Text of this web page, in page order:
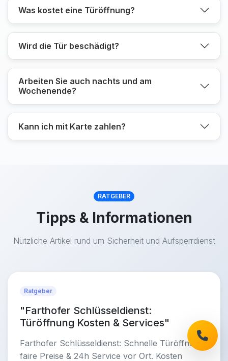
Was kostet eine Türöffnung?
Wird die Tür beschädigt?
Arbeiten Sie auch nachts und am
Wochenende?
Kann ich mit Karte zahlen?
RATGEBER
Tipps & Informationen
Nützliche Artikel rund um Sicherheit und Aufsperrdienst
Ratgeber
"Farthofer Schlüsseldienst:
Türöffnung Kosten & Services"
Farthofer Schlüsseldienst: Schnelle Türöffnung
faire Preise & 24h Service vor Ort. Kosten